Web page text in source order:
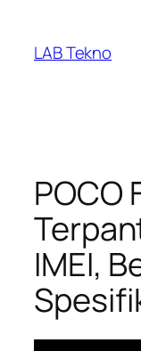
content
LAB Tekno
POCO
IMEI,